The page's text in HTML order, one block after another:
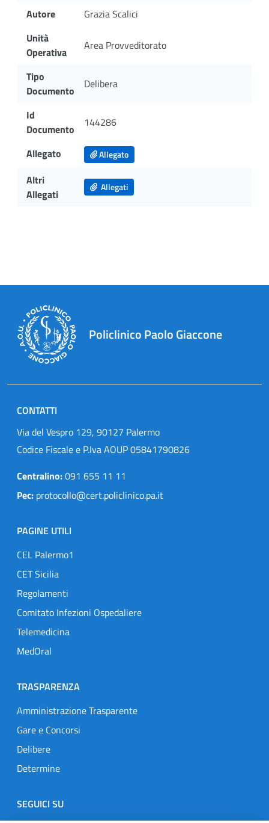
Autore
Grazia Scalici
Unità
Operativa
Area Provveditorato
Tipo
Documento
Delibera
Id
Documento
144286
Allegato Allegato
Altri
Allegati
Allegati
Policlinico Paolo Giaccone
CONTATTI
Via del Vespro 129, 90127 Palermo
Codice Fiscale e P.Iva AOUP 05841790826
Centralino:091 655 11 11
Pec: protocollo@cert.policlinico.pa.it
PAGINE UTILI
CEL Palermo1
CET Sicilia
Regolamenti
Comitato Infezioni Ospedaliere
Telemedicina
MedOral
TRASPARENZA
Amministrazione Trasparente
Gare e Concorsi
Delibere
Determine
SEGUICI SU